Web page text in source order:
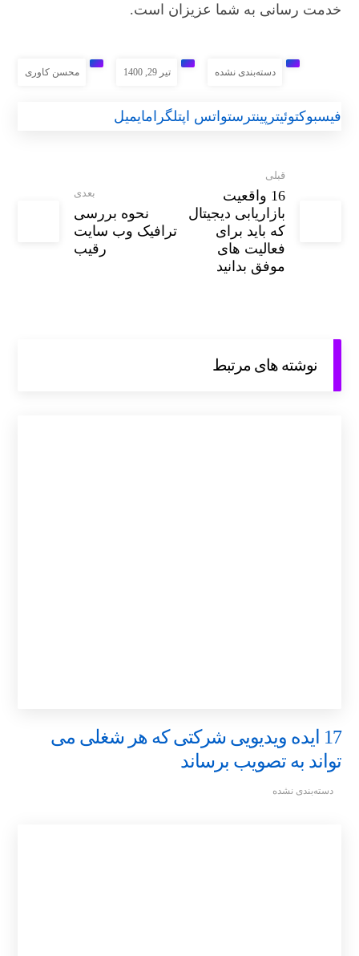
خدمت رسانی به شما عزیزان است.
محسن کاوری تیر 29, 1400 دسته‌بندی نشده
فیسبوکتوئیتر پینترستواتس اپتلگرامایمیل
قبلی
16 واقعیت
بازاریابی دیجیتال
که باید برای
فعالیت های
موفق بدانید
بعدی
نحوه بررسی
ترافیک وب سایت
رقیب
نوشته های مرتبط
17 ایده ویدیویی شرکتی که هر شغلی می
تواند به تصویب برساند
دسته‌بندی نشده